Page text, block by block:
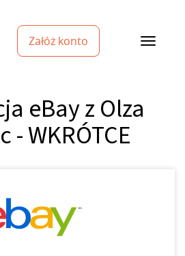
Załóż konto
eBay z Olza
- WKRÓTCE